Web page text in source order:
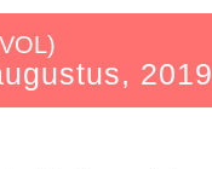
2019